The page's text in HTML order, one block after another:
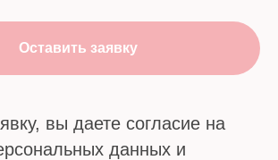
Оставить заявку
вы даете согласие на
данных и